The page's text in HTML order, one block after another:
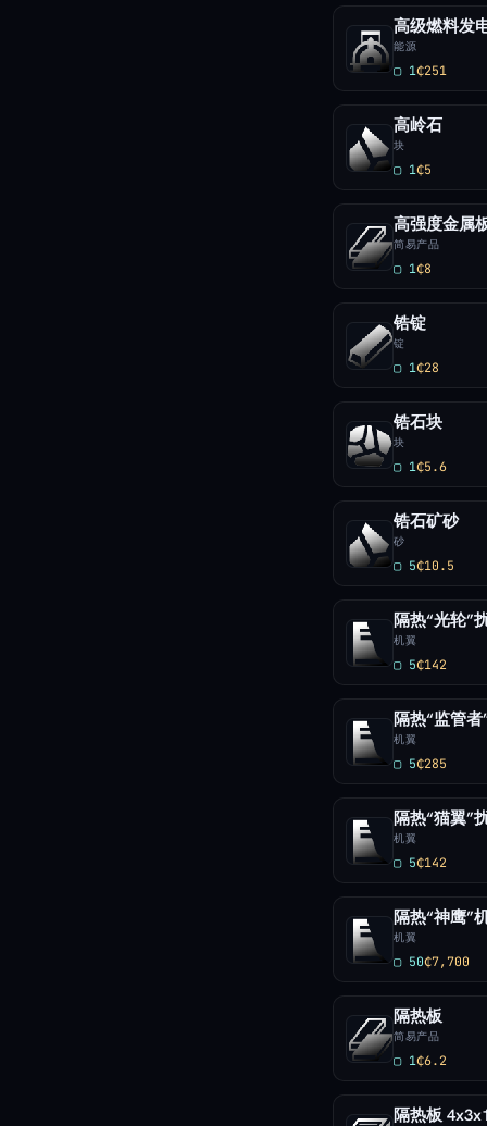
高级燃料发
能源
▢ 1₵251
高岭石
块
▢ 1₵5
高强度金属
简易产品
▢ 1₵8
锆锭
锭
▢ 1₵28
锆石块
块
▢ 1₵5.6
锆石矿砂
砂
▢ 5₵10.5
隔热“光轮”
机翼
▢ 5₵142
隔热“监管者
机翼
▢ 5₵285
隔热“猫翼”
机翼
▢ 5₵142
隔热“神鹰”
机翼
▢ 50₵7,700
隔热板
简易产品
▢ 1₵6.2
隔热板